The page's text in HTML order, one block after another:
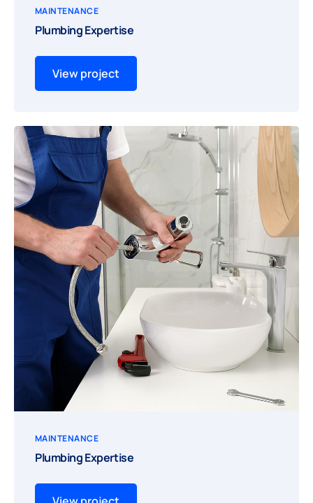
MAINTENANCE
Plumbing Expertise
View project
MAINTENANCE
Plumbing Expertise